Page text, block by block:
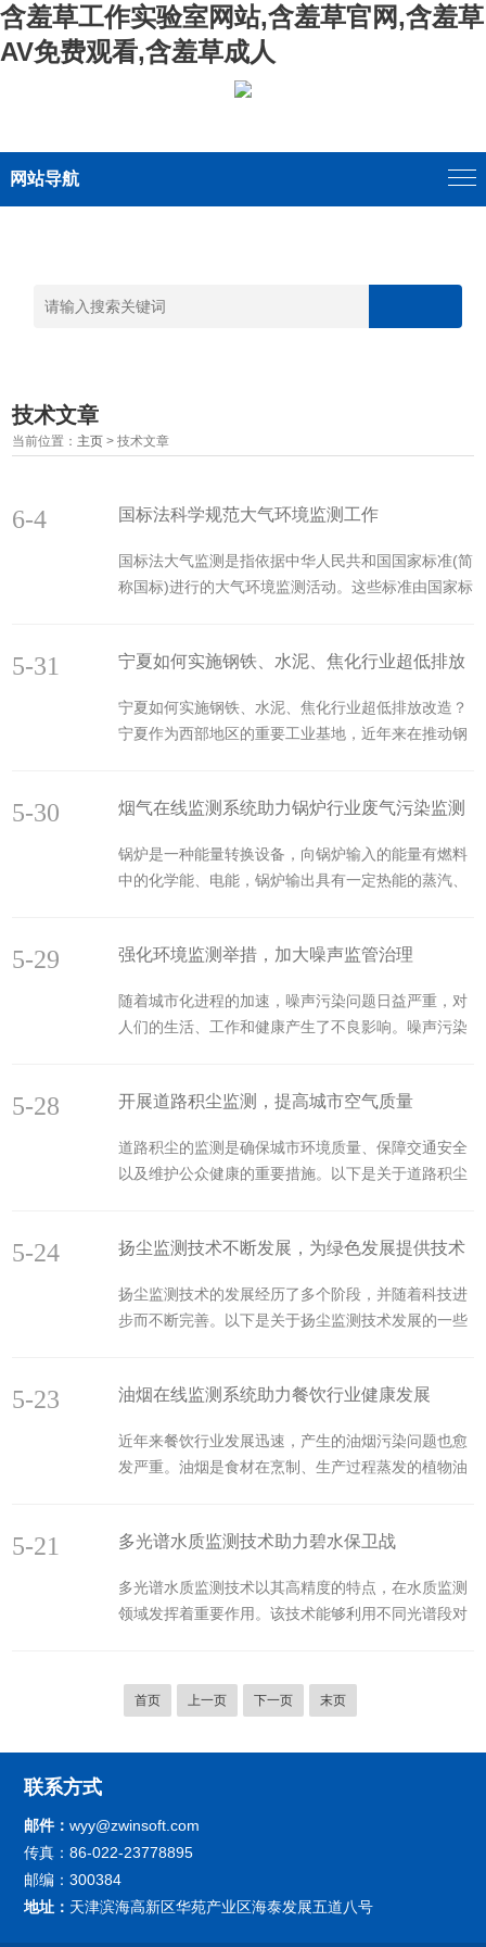
含羞草工作实验室网站,含羞草官网,含羞草
AV免费观看,含羞草成人
网站导航
技术文章
当前位置： 主页 > 技术文章
国标法科学规范大气环境监测工作
国标法大气监测是指依据中华人民共和国国家标准(简
称国标)进行的大气环境监测活动。这些标准由国家标
靠性。在大气环境监测中，国标法规定了监测点的设
处理和分析等方面的要求。通过遵循这些标准，可以
确保大气环境监测工作的科学性和规范性，为环境保
涉及到监测结果的评估和报告编制等方面。根据监测
数据，可以对大气...
6-4
宁夏如何实施钢铁、水泥、焦化行业超低排放
宁夏如何实施钢铁、水泥、焦化行业超低排放改造？
宁夏作为西部地区的重要工业基地，近年来在推动钢
成效，新兴产业和现代服务业的加速发展，为宁夏的
的研发和推广应用也取得了新进展，制造业能源利用
效率显著提升，绿色低碳生产生活方式得到了普遍推
夏积极响应号召，全面落实实施方案要求，将改造任
务细化落实到每个企...
5-31
烟气在线监测系统助力锅炉行业废气污染监测
锅炉是一种能量转换设备，向锅炉输入的能量有燃料
中的化学能、电能，锅炉输出具有一定热能的蒸汽、
quan燃烧状况，排放的大量烟尘是主要一个污染源。
中燃烧过程中产生的烟气。这些废气中含有大量的颗
粒物、二氧化硫（SO2）、氮氧化物（NOx）、一氧
些气体不仅会污染环境也威胁人员的健康，因此这也
是锅炉环境...
5-30
强化环境监测举措，加大噪声监管治理
随着城市化进程的加速，噪声污染问题日益严重，对
人们的生活、工作和健康产生了不良影响。噪声污染
铁、火车、飞机等；工业噪声则主要来自于工厂的各
包括人们的社会活动和家用电器、音响设备发出的噪
声。近年来，国家逐步重视环境噪声监测治理，出台
功能区的划分，加大噪声源头管治，提出在重要点位
设置监测站点，以满足相...
5-29
开展道路积尘监测，提高城市空气质量
道路积尘的监测是确保城市环境质量、保障交通安全
以及维护公众健康的重要措施。以下是关于道路积尘
等，设立固定的监测站点，这些站点会定期采集和分
化趋势。这些数据有助于确定积尘的主要来源和影响
因素，并为制定针对性的管理策略提供依据，2.使用
以利用移动监测设备，如车载颗粒物监测仪等。这些
设备能够在城市道路...
5-28
扬尘监测技术不断发展，为绿色发展提供技术
扬尘监测技术的发展经历了多个阶段，并随着科技进
步而不断完善。以下是关于扬尘监测技术发展的一些
雾霾天气。随着工业化和城市化进程的加速，扬尘污
益增长。2.技术创新与突破:近年来，扬尘监测技术取
得了显著的创新和突破。例如，物联网技术的应用使
提高了监测的效率和准确性。同时，数据分析与预测
功能的引入使...
5-24
油烟在线监测系统助力餐饮行业健康发展
近年来餐饮行业发展迅速，产生的油烟污染问题也愈
发严重。油烟是食材在烹制、生产过程蒸发的植物油
环等化学物质，饭店、餐馆等食品加工场所产生的油
早已不容忽视，准确的把握区域餐饮业油烟排出、治
理情况，才可以合理解决。油烟在线监测系统是一款
续在线监测油烟排出...
5-23
多光谱水质监测技术助力碧水保卫战
多光谱水质监测技术以其高精度的特点，在水质监测
领域发挥着重要作用。该技术能够利用不同光谱段对
多光谱技术不受人为因素干扰，避免了误差的累积，
从而确保了监测数据的准确性和可靠性，多光谱水质
预，提高了工作效率。同时，自动化监测还能够实时
反映水质变化，为管理...
5-21
首页 上一页 下一页 末页
联系方式
邮件：wyy@zwinsoft.com
传真：86-022-23778895
邮编：300384
地址： 天津滨海高新区华苑产业区海泰发展五道八号